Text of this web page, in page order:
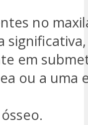
no
significativa,
em
ou a uma